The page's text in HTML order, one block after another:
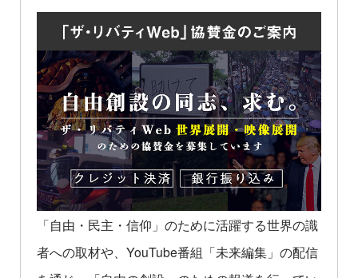
「自由・民主・信仰」のために活躍する世界の識
者への取材や、YouTube番組「未来編集」の配信